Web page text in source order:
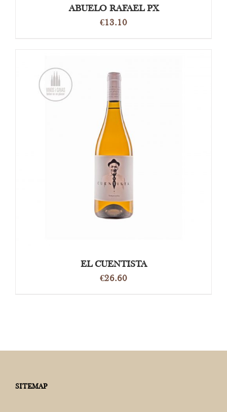
ABUELO RAFAEL PX
€13.10
OPTIES SELECTEREN /
EL CUENTISTA
€26.60
SITEMAP